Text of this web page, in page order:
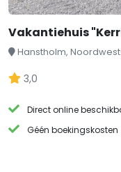
Vakantiehuis
Hanstholm,
3,0
Direct online
Géén boekingskosten